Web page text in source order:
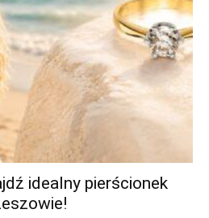
idealny pierścionek